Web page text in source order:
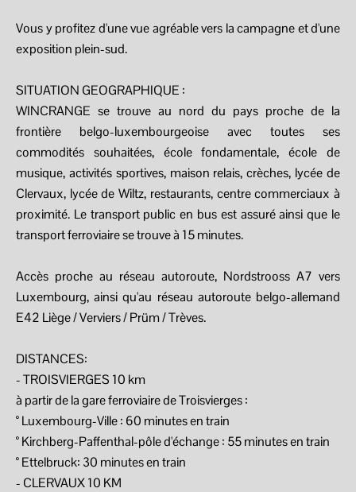
Vous y profitez d'une vue agréable vers la campagne et d'une
exposition plein-sud.
SITUATION GEOGRAPHIQUE :
WINCRANGE se trouve au nord du pays proche de la
frontière belgo-luxembourgeoise avec toutes ses
commodités souhaitées, école fondamentale, école de
musique, activités sportives, maison relais, crèches, lycée de
Clervaux, lycée de Wiltz, restaurants, centre commerciaux à
proximité. Le transport public en bus est assuré ainsi que le
transport ferroviaire se trouve à 15 minutes.
Accès proche au réseau autoroute, Nordstrooss A7 vers
Luxembourg, ainsi qu'au réseau autoroute belgo-allemand
E42 Liège / Verviers / Prüm / Trèves.
DISTANCES:
- TROISVIERGES 10 km
à partir de la gare ferroviaire de Troisvierges :
° Luxembourg-Ville : 60 minutes en train
° Kirchberg-Paffenthal-pôle d'échange : 55 minutes en train
° Ettelbruck: 30 minutes en train
- CLERVAUX 10 KM